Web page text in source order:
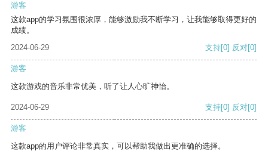
游客
这款app的学习氛围很浓厚，能够激励我不断学习，让我能够取得更好的
成绩。
2024-06-29
支持[0] 反对[0]
游客
这款游戏的音乐非常优美，听了让人心旷神怡。
2024-06-29 支持[0] 反对[0]
游客
这款app的用户评论非常真实，可以帮助我做出更准确的选择。